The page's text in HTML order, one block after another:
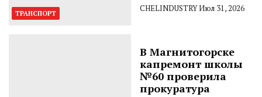
ТРАНСПОРТ CHELINDUSTRYИюл 31, 2026
В Магнитогорске
капремонт школы
№60 проверила
прокуратура